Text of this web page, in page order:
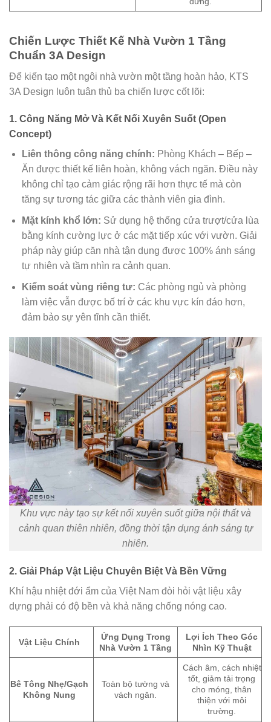
Chiến Lược Thiết Kế Nhà Vườn 1 Tầng
Chuẩn 3A Design
Để kiến tạo một ngôi nhà vườn một tầng hoàn hảo, KTS
3A Design luôn tuân thủ ba chiến lược cốt lõi:
1. Công Năng Mở Và Kết Nối Xuyên Suốt (Open
Concept)
Liên thông công năng chính: Phòng Khách – Bếp –
Ăn được thiết kế liên hoàn, không vách ngăn. Điều này
không chỉ tạo cảm giác rộng rãi hơn thực tế mà còn
tăng sự tương tác giữa các thành viên gia đình.
Mặt kính khổ lớn: Sử dụng hệ thống cửa trượt/cửa lùa
bằng kính cường lực ở các mặt tiếp xúc với vườn. Giải
pháp này giúp căn nhà tận dụng được 100% ánh sáng
tự nhiên và tầm nhìn ra cảnh quan.
Kiểm soát vùng riêng tư: Các phòng ngủ và phòng
làm việc vẫn được bố trí ở các khu vực kín đáo hơn,
đảm bảo sự yên tĩnh cần thiết.
Khu vực này tạo sự kết nối xuyên suốt giữa nội thất và
cảnh quan thiên nhiên, đồng thời tận dụng ánh sáng tự
nhiên.
2. Giải Pháp Vật Liệu Chuyên Biệt Và Bền Vững
Khí hậu nhiệt đới ẩm của Việt Nam đòi hỏi vật liệu xây
dựng phải có độ bền và khả năng chống nóng cao.
Vật Liệu Chính
Ứng Dụng Trong
Nhà Vườn 1 Tầng
Lợi Ích Theo Góc
Nhìn Kỹ Thuật
Bê Tông Nhẹ/Gạch
Không Nung
Toàn bộ tường và
vách ngăn.
Cách âm, cách nhiệt
tốt, giảm tải trọng
cho móng, thân
thiện với môi
trường.